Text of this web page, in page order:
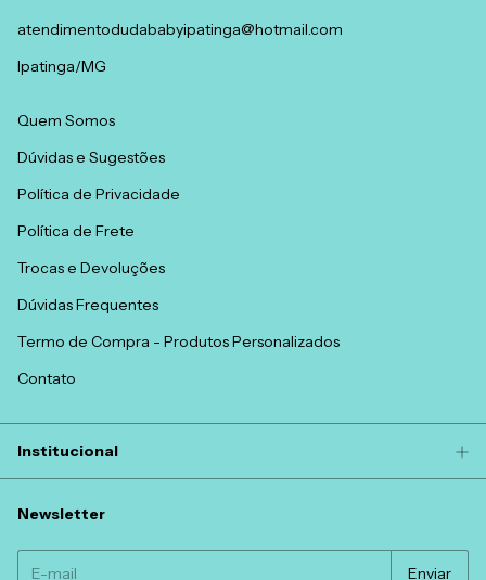
atendimentodudababyipatinga@hotmail.com
Ipatinga/MG
Quem Somos
Dúvidas e Sugestões
Política de Privacidade
Política de Frete
Trocas e Devoluções
Dúvidas Frequentes
Termo de Compra - Produtos Personalizados
Contato
Institucional
Newsletter